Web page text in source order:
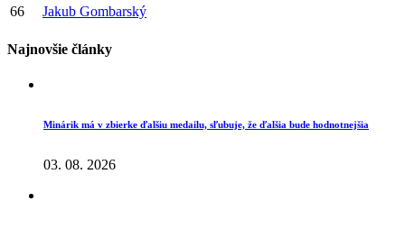
66
Jakub Gombarský
Najnovšie články
Minárik má v zbierke ďalšiu medailu, sľubuje, že ďalšia bude hodnotnejšia
03. 08. 2026